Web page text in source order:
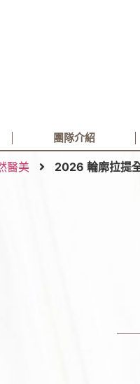
團隊介紹
醫美 2026 輪廓拉提